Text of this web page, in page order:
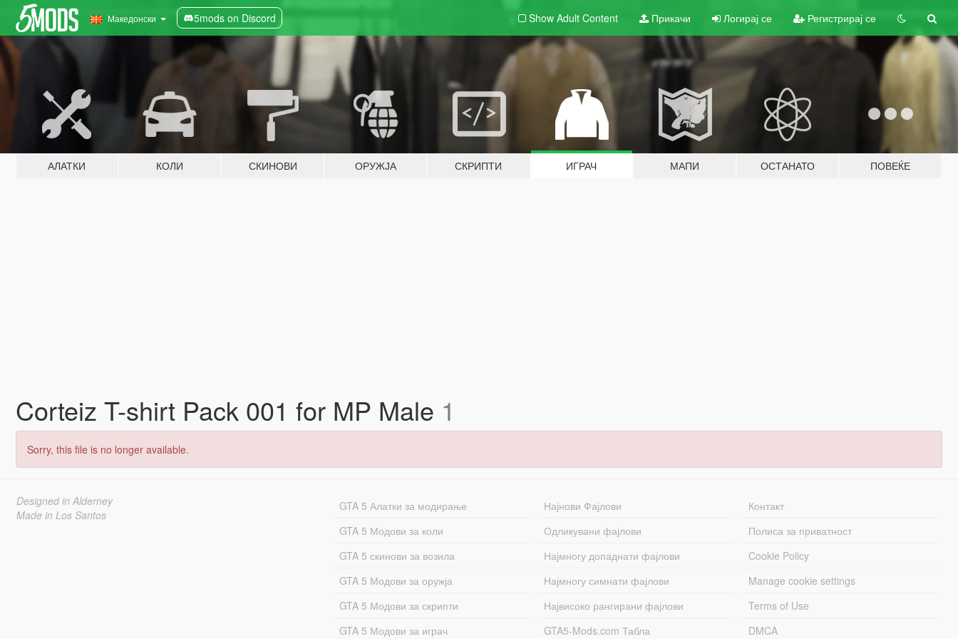
Македонски 5mods on Discord Show Adult Content Прикачи Логирај се Регистрирај се
АЛАТКИ КОЛИ СКИНОВИ ОРУЖЈА СКРИПТИ ИГРАЧ МАПИ ОСТАНАТО ПОВЕЌЕ
Corteiz T-shirt Pack 001 for MP Male 1
Sorry, this file is no longer available.
Designed in Alderney
Made in Los Santos
GTA 5 Алатки за модирање
GTA 5 Модови за коли
GTA 5 скинови за возила
GTA 5 Модови за оружја
GTA 5 Модови за скрипти
GTA 5 Модови за играч
Најнови Фајлови
Одликувани фајлови
Најмногу допаднати фајлови
Најмногу симнати фајлови
Највисоко рангирани фајлови
GTA5-Mods.com Табла
Контакт
Полиса за приватност
Cookie Policy
Manage cookie settings
Terms of Use
DMCA